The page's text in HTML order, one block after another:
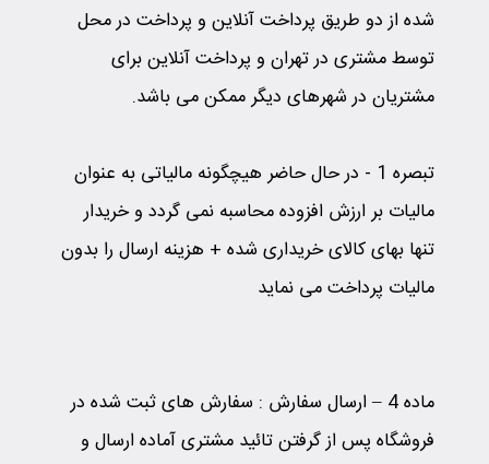
شده از دو طریق پرداخت آنلاین و پرداخت در محل
توسط مشتری در تهران و پرداخت آنلاین برای
مشتریان در شهرهای دیگر ممکن می باشد.
تبصره 1 - در حال حاضر هیچگونه مالیاتی به عنوان
مالیات بر ارزش افزوده محاسبه نمی گردد و خریدار
تنها بهای کالای خریداری شده + هزینه ارسال را بدون
مالیات پرداخت می نماید
ماده 4 – ارسال سفارش : سفارش های ثبت شده در
فروشگاه پس از گرفتن تائید مشتری آماده ارسال و